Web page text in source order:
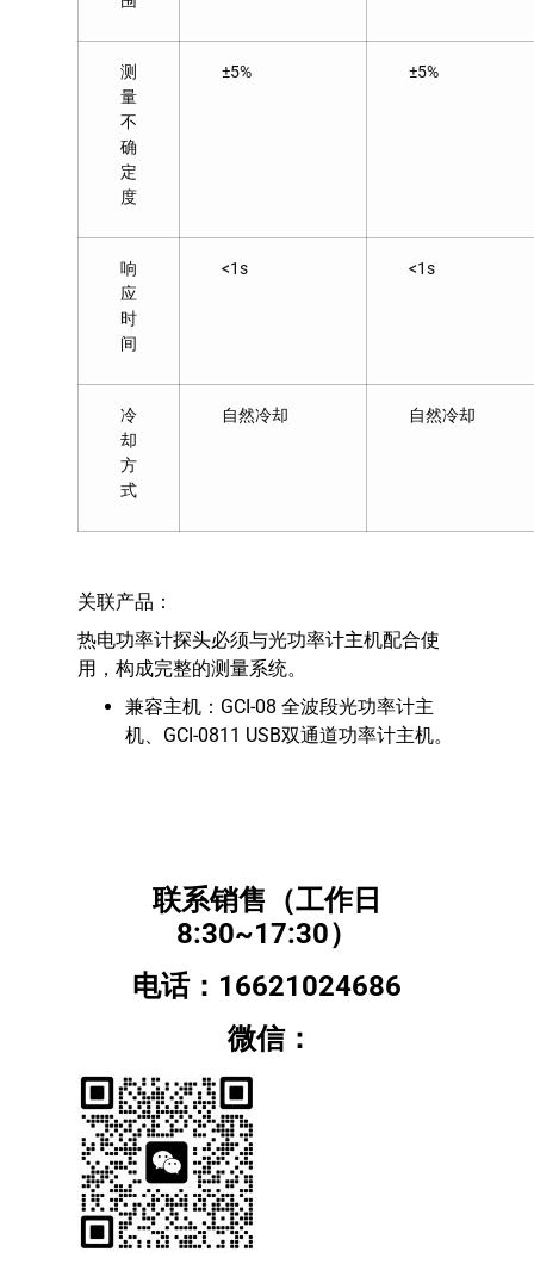
测
量
不
确
定
度
±5% ±5%
响
应
时
间
<1s <1s
冷
却
方
式
自然冷却 自然冷却
关联产品：
热电功率计探头必须与光功率计主机配合使
用，构成完整的测量系统。
兼容主机：GCI-08 全波段光功率计主
机、GCI-0811 USB双通道功率计主机。
联系销售（工作日
8:30~17:30）
电话：16621024686
微信：